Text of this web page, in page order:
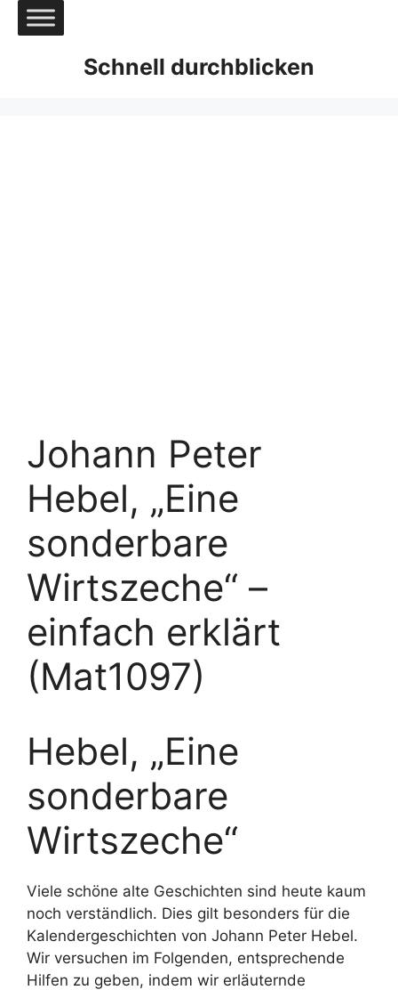
Zum
Inhalt
Schnell durchblicken
Johann Peter
Hebel, „Eine
sonderbare
Wirtszeche“ –
einfach erklärt
(Mat1097)
Hebel, „Eine
sonderbare
Wirtszeche“
Viele schöne alte Geschichten sind heute kaum
noch verständlich. Dies gilt besonders für die
Kalendergeschichten von Johann Peter Hebel.
Wir versuchen im Folgenden, entsprechende
Hilfen zu geben, indem wir erläuternde